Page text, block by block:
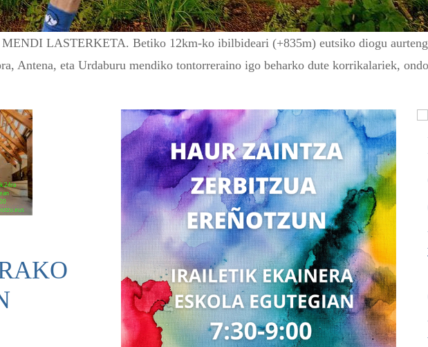
LASTERKETA. Betiko 12km-ko ibilbideari (+835m) eutsiko diogu
Antena, eta Urdaburu mendiko tontorreraino igo beharko dute korrikalariek,